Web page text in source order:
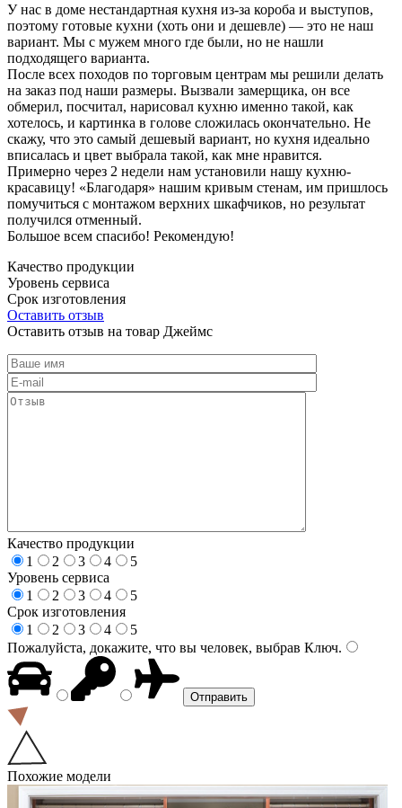
У нас в доме нестандартная кухня из-за короба и выступов,
поэтому готовые кухни (хоть они и дешевле) — это не наш
вариант. Мы с мужем много где были, но не нашли
подходящего варианта.
После всех походов по торговым центрам мы решили делать
на заказ под наши размеры. Вызвали замерщика, он все
обмерил, посчитал, нарисовал кухню именно такой, как
хотелось, и картинка в голове сложилась окончательно. Не
скажу, что это самый дешевый вариант, но кухня идеально
вписалась и цвет выбрала такой, как мне нравится.
Примерно через 2 недели нам установили нашу кухню-
красавицу! «Благодаря» нашим кривым стенам, им пришлось
помучиться с монтажом верхних шкафчиков, но результат
получился отменный.
Большое всем спасибо! Рекомендую!
Качество продукции
Уровень сервиса
Срок изготовления
Оставить отзыв
Оставить отзыв на товар Джеймс
Качество продукции
1
2 3 4
5
Уровень сервиса
1
2 3 4
5
Срок изготовления
1
2 3 4
5
Пожалуйста, докажите, что вы человек, выбрав Ключ.
Похожие модели